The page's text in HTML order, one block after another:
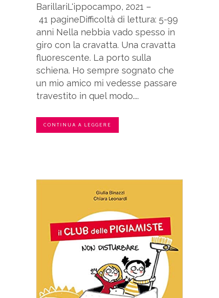
BarillariL'ippocampo, 2021 –
41 pagineDifficoltà di lettura: 5-99
anni Nella nebbia vado spesso in
giro con la cravatta. Una cravatta
fluorescente. La porto sulla
schiena. Ho sempre sognato che
un mio amico mi vedesse passare
travestito in quel modo....
CONTINUA A LEGGERE